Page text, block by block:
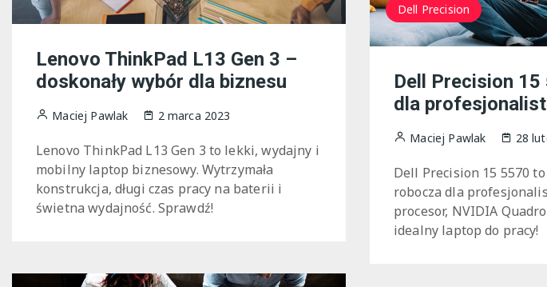
Lenovo ThinkPad L13 Gen 3 –
doskonały wybór dla biznesu
Maciej Pawlak 2 marca 2023
Lenovo ThinkPad L13 Gen 3 to lekki, wydajny i
mobilny laptop biznesowy. Wytrzymała
konstrukcja, długi czas pracy na baterii i
świetna wydajność. Sprawdź!
Dell Precision
Dell Precision
dla
Maciej Pawlak 28
Dell Precision 15 5570
robocza dla
procesor, NVIDIA
idealny laptop do pracy!